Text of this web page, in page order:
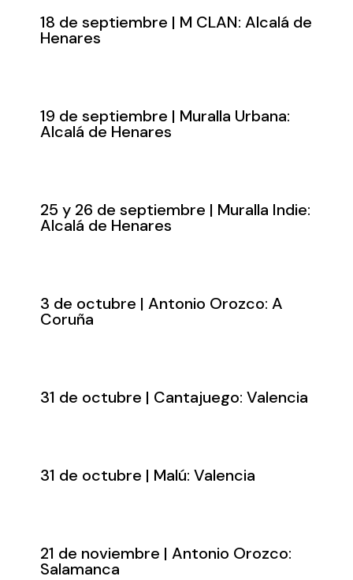
18 de septiembre | M CLAN: Alcalá de
Henares
19 de septiembre | Muralla Urbana:
Alcalá de Henares
25 y 26 de septiembre | Muralla Indie:
Alcalá de Henares
3 de octubre | Antonio Orozco: A
Coruña
31 de octubre | Cantajuego: Valencia
31 de octubre | Malú: Valencia
21 de noviembre | Antonio Orozco:
Salamanca